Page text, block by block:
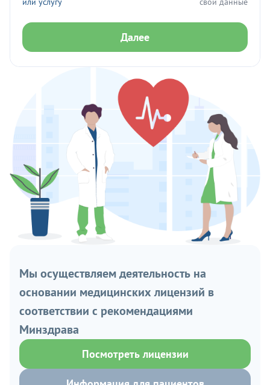
Далее
Мы осуществляем деятельность на
основании медицинских лицензий в
соответствии с рекомендациями
Минздрава
Посмотреть лицензии